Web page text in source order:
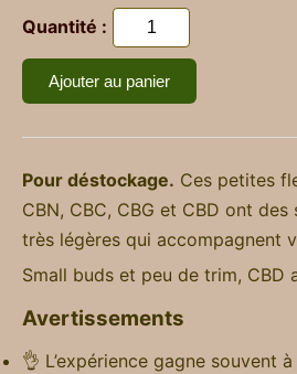
Quantité :
Ajouter au panier
Pour déstockage. Ces petites
CBN, CBC, CBG et CBD ont
très légères qui accompagnent
Small buds et peu de trim, CBD
Avertissements
👌 L’expérience gagne souvent